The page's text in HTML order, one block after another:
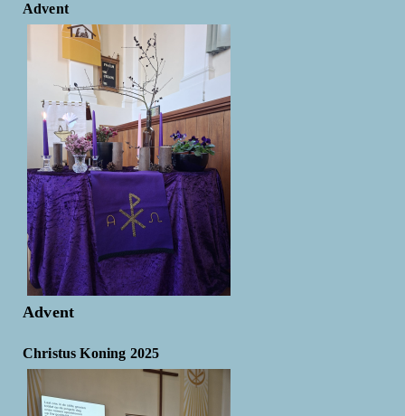
Advent
Advent
Christus Koning 2025